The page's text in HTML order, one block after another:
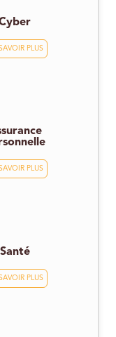
PLUS
PLUS
Santé
PLUS